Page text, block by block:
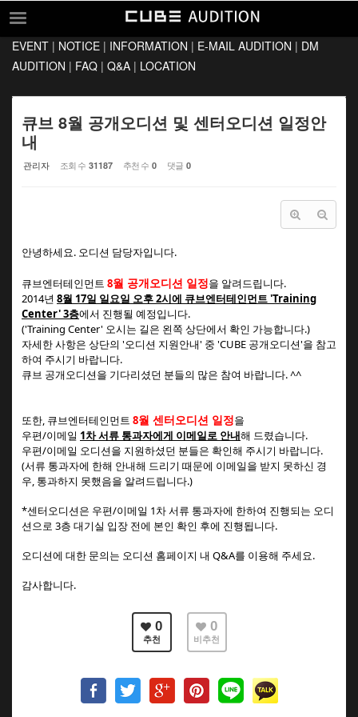
EVENT
INFORMATION
E-MAIL AUDITION
DM AUDITION
LOCATION
EVENT | NOTICE | INFORMATION | E-MAIL AUDITION | DM
AUDITION | FAQ | Q&A | LOCATION
큐브 8월 공개오디션 및 센터오디션 일정안
내
관리자 조회 수 31187 추천 수 0 댓글 0
안녕하세요. 오디션 담당자입니다.
큐브엔터테인먼트 8월 공개오디션 일정을 알려드립니다.
2014년 8월 17일 일요일 오후 2시에 큐브엔터테인먼트 'Training
Center' 3층에서 진행될 예정입니다.
('Training Center' 오시는 길은 왼쪽 상단에서 확인 가능합니다.)
자세한 사항은 상단의 '오디션 지원안내' 중 'CUBE 공개오디션'을 참고
하여 주시기 바랍니다.
큐브 공개오디션을 기다리셨던 분들의 많은 참여 바랍니다. ^^
또한, 큐브엔터테인먼트 8월 센터오디션 일정을
우편/이메일 1차 서류 통과자에게 이메일로 안내해 드렸습니다.
우편/이메일 오디션을 지원하셨던 분들은 확인해 주시기 바랍니다.
(서류 통과자에 한해 안내해 드리기 때문에 이메일을 받지 못하신 경
우, 통과하지 못했음을 알려드립니다.)
*센터오디션은 우편/이메일 1차 서류 통과자에 한하여 진행되는 오디
션으로 3층 대기실 입장 전에 본인 확인 후에 진행됩니다.
오디션에 대한 문의는 오디션 홈페이지 내 Q&A를 이용해 주세요.
감사합니다.
0
추천
0
비추천